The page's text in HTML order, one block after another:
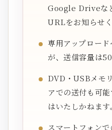
Google Driveな
URLをお知らせく
専用アップロー
が、送信容量は
DVD・USBメモ
アでの送付も可
はいたしかねます。
スマートフォン